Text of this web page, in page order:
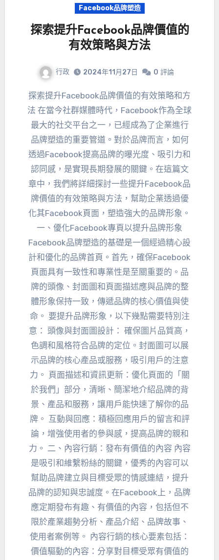
Facebook品牌塑造
探索提升Facebook品牌價值的
有效策略與方法
行政 2024年11月27日 0 評論
探索提升Facebook品牌價值的有效策略和方
法 在當今社群媒體時代，Facebook作為全球
最大的社交平台之一，已經成為了企業進行
品牌塑造的重要管道。對於品牌而言，如何
透過Facebook提高品牌的曝光度、吸引力和
認同感，是實現長期發展的關鍵。在這篇文
章中，我們將詳細探討一些提升Facebook品
牌價值的有效策略與方法，幫助企業透過優
化其Facebook頁面，塑造強大的品牌形象。
一、優化Facebook專頁以提升品牌形象
Facebook品牌塑造的基礎是一個經過精心設
計和優化的品牌首頁。首先，確保Facebook
頁面具有一致性和專業性是至關重要的。品
牌的頭像、封面圖和頁面描述應與品牌的整
體形象保持一致，傳遞品牌的核心價值與使
命。 要提升品牌形象，以下幾點需要特別注
意： 頭像與封面圖設計： 確保圖片品質高，
色調和風格符合品牌的定位。封面圖可以展
示品牌的核心產品或服務，吸引用戶的注意
力。 頁面描述和資訊更新：優化頁面的「關
於我們」部分，清晰、簡潔地介紹品牌的背
景、產品和服務，讓用戶能快速了解你的品
牌。 互動與回應：積極回應用戶的留言和評
論，增強使用者的參與感，提高品牌的親和
力。 二、內容行銷：發布有價值的內容 內容
是吸引和維繫粉絲的關鍵，優秀的內容可以
幫助品牌建立與目標受眾的情感連結，提升
品牌的認知與忠誠度。在Facebook上，品牌
應定期發布有趣、有價值的內容，包括但不
限於產業趨勢分析、產品介紹、品牌故事、
使用者案例等。 內容行銷的核心要素包括：
價值驅動的內容：分享對目標受眾有價值的